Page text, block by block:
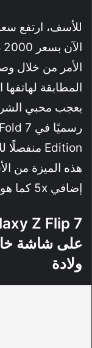
الأمر من خلال
هذه الميزة من
إضافي 5x كما هو الحال في Galaxy S25 Ultra.
على شاشة
ولادة